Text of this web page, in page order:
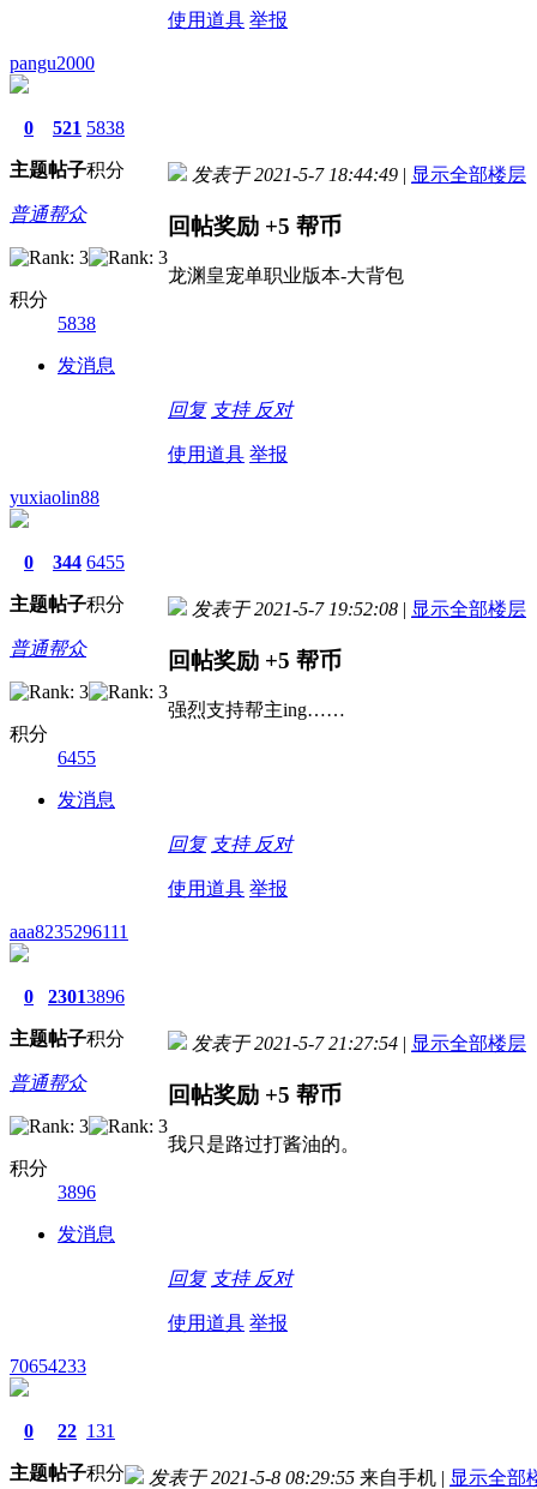
使用道具 举报
pangu2000
0
主题
521
帖子
5838
积分
普通帮众
积分
5838
发消息
发表于 2021-5-7 18:44:49 | 显示全部楼层
回帖奖励 +5 帮币
龙渊皇宠单职业版本-大背包
回复 支持 反对
使用道具 举报
yuxiaolin88
0
主题
344
帖子
6455
积分
普通帮众
积分
6455
发消息
发表于 2021-5-7 19:52:08 | 显示全部楼层
回帖奖励 +5 帮币
强烈支持帮主ing……
回复 支持 反对
使用道具 举报
aaa8235296111
0
主题
2301
帖子
3896
积分
普通帮众
积分
3896
发消息
发表于 2021-5-7 21:27:54 | 显示全部楼层
回帖奖励 +5 帮币
我只是路过打酱油的。
回复 支持 反对
使用道具 举报
70654233
0
主题
22
帖子
131
积分 发表于 2021-5-8 08:29:55 来自手机 | 显示全部